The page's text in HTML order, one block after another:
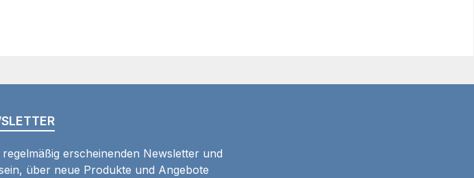
erscheinenden Newsletter und
über neue Produkte und Angebote